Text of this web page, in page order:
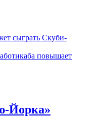
сыграть Скуби-
повышает
Йорка»